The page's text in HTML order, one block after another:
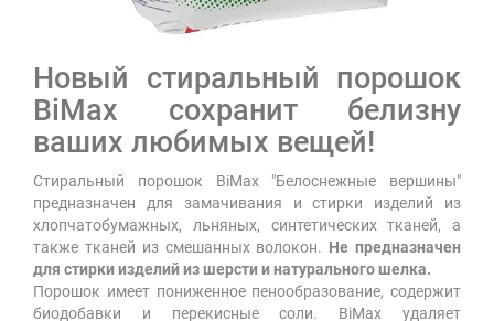
Новый стиральный порошок
BiMax сохранит белизну
ваших любимых вещей!
Стиральный порошок BiMax "Белоснежные вершины"
предназначен для замачивания и стирки изделий из
хлопчатобумажных, льняных, синтетических тканей, а
также тканей из смешанных волокон. Не предназначен
для стирки изделий из шерсти и натурального шелка.
Порошок имеет пониженное пенообразование, содержит
биодобавки и перекисные соли. BiMax удаляет